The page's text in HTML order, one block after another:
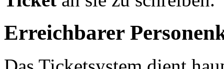
Erreichbarer